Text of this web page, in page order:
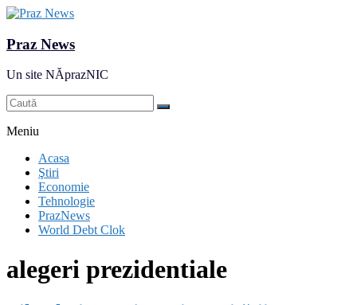
Praz News
Un site NĂprazNIC
Meniu
Acasa
Ştiri
Economie
Tehnologie
PrazNews
World Debt Clok
alegeri prezidentiale